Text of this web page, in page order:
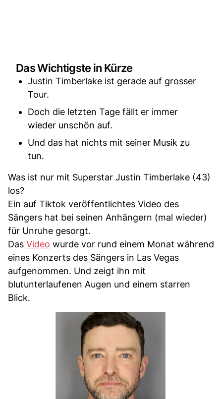
Das Wichtigste in Kürze
Justin Timberlake ist gerade auf grosser
Tour.
Doch die letzten Tage fällt er immer
wieder unschön auf.
Und das hat nichts mit seiner Musik zu
tun.
Was ist nur mit Superstar Justin Timberlake (43)
los?
Ein auf Tiktok veröffentlichtes Video des
Sängers hat bei seinen Anhängern (mal wieder)
für Unruhe gesorgt.
Das Video wurde vor rund einem Monat während
eines Konzerts des Sängers in Las Vegas
aufgenommen. Und zeigt ihn mit
blutunterlaufenen Augen und einem starren
Blick.